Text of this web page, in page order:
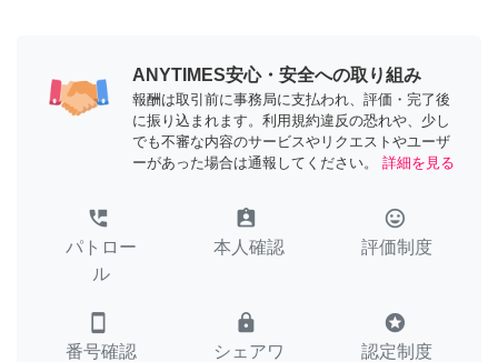
ANYTIMES安心・安全への取り組み
報酬は取引前に事務局に支払われ、評価・完了後
に振り込まれます。利用規約違反の恐れや、少し
でも不審な内容のサービスやリクエストやユーザ
ーがあった場合は通報してください。
詳細を見る
perm_phone_msg
パトロー
ル
assignment_ind
本人確認
tag_faces
評価制度
smartphone
番号確認
lock
シェアワ
stars
認定制度